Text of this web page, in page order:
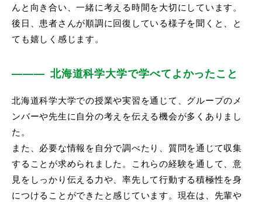
んと向き合い、一緒に考える時間を大切にしています。
後日、患者さんが順調に回復している様子を聞くと、と
ても嬉しく感じます。
北海道科学大学で学べてよかったこと
北海道科学大学での授業や実習を通じて、グループのメ
ンバーや先生に自分の考えを伝える機会が多くありまし
た。
また、必要な情報を自分で調べたり、質問を通じて収集
することが求められました。これらの経験を通して、意
見をしっかり伝える力や、率先して行動する積極性を身
につけることができたと感じています。現在は、先輩や